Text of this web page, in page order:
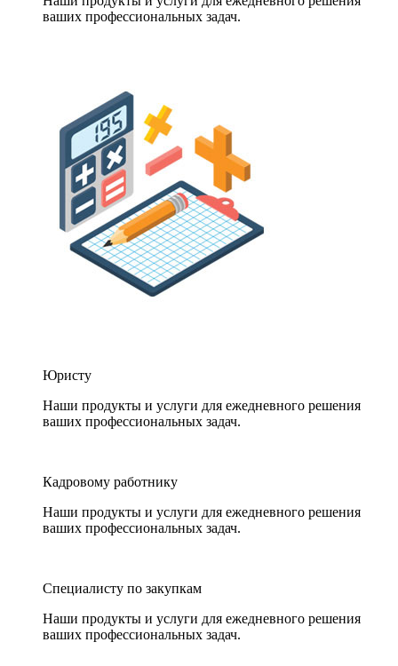
ваших профессиональных задач.
Юристу
Наши продукты и услуги для ежедневного решения
ваших профессиональных задач.
Кадровому работнику
Наши продукты и услуги для ежедневного решения
ваших профессиональных задач.
Специалисту по закупкам
Наши продукты и услуги для ежедневного решения
ваших профессиональных задач.